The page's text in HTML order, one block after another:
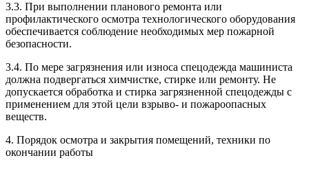
3.3. При выполнении планового ремонта или
профилактического осмотра технологического оборудования
обеспечивается соблюдение необходимых мер пожарной
безопасности.
3.4. По мере загрязнения или износа спецодежда машиниста
должна подвергаться химчистке, стирке или ремонту. Не
допускается обработка и стирка загрязненной спецодежды с
применением для этой цели взрыво- и пожароопасных
веществ.
4. Порядок осмотра и закрытия помещений, техники по
окончании работы